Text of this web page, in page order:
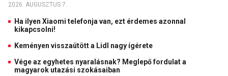
2026. AUGUSZTUS 7.
Ha ilyen Xiaomi telefonja van, ezt érdemes azonnal
kikapcsolni!
Keményen visszaütött a Lidl nagy ígérete
Vége az egyhetes nyaralásnak? Meglepő fordulat a
magyarok utazási szokásaiban